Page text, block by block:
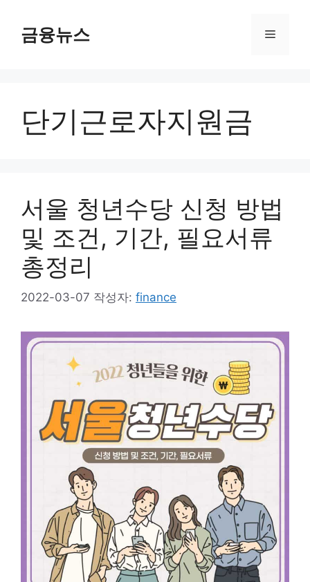
금융뉴스 메
단기근로자지원금
서울 청년수당 신청 방법
및 조건, 기간, 필요서류
총정리
2022-03-07 작성자: finance